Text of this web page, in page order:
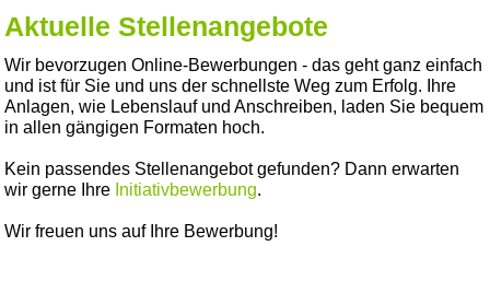
Aktuelle Stellenangebote
Wir bevorzugen Online-Bewerbungen - das geht ganz einfach
und ist für Sie und uns der schnellste Weg zum Erfolg. Ihre
Anlagen, wie Lebenslauf und Anschreiben, laden Sie bequem
in allen gängigen Formaten hoch.
Kein passendes Stellenangebot gefunden? Dann erwarten
wir gerne Ihre Initiativbewerbung.
Wir freuen uns auf Ihre Bewerbung!